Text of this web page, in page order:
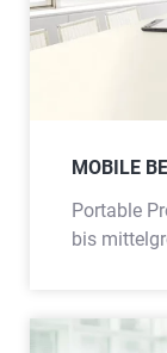
MOBILE
Portable
bis